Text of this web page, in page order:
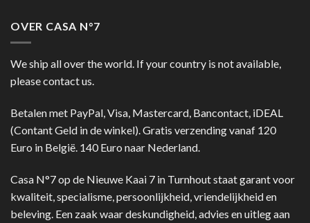
OVER CASA N°7
We ship all over the world. If your country is not available,
please contact us.
Betalen met PayPal, Visa, Mastercard, Bancontact, iDEAL
(Contant Geld in de winkel). Gratis verzending vanaf 120
Euro in België. 140 Euro naar Nederland.
Casa N°7 op de Nieuwe Kaai 7 in Turnhout staat garant voor
kwaliteit, specialisme, persoonlijkheid, vriendelijkheid en
beleving. Een zaak waar deskundigheid, advies en uitleg aan